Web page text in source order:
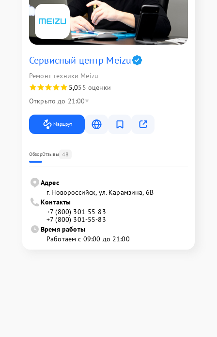
Сервисный центр Meizu
Ремонт техники Meizu
5,055 оценки
Открыто до 21:00
Маршрут
ОбзорОтзывы 48
Адрес
г. Новороссийск, ул. Карамзина, 6В
Контакты
+7 (800) 301-55-83
+7 (800) 301-55-83
Время работы
Работаем с 09:00 до 21:00